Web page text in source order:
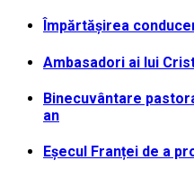
Împărtășirea
Ambasadori ai lui
Binecuvântare
an
Eșecul Franței de a